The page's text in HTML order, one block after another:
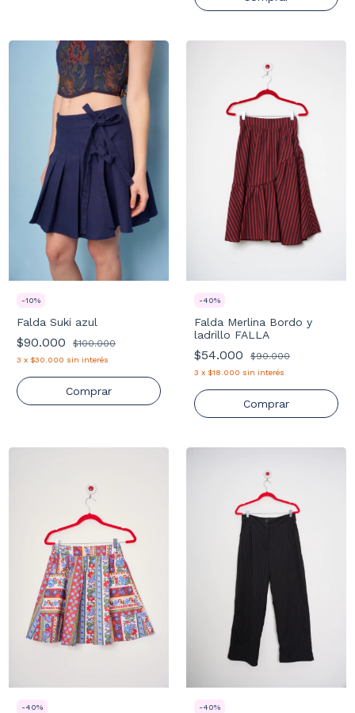
-10%
Falda Suki azul
$90.000 $100.000
3 x $30.000 sin interés
Comprar
-40%
Falda Merlina Bordo y
ladrillo FALLA
$54.000 $90.000
3 x $18.000 sin interés
Comprar
-40% -40%